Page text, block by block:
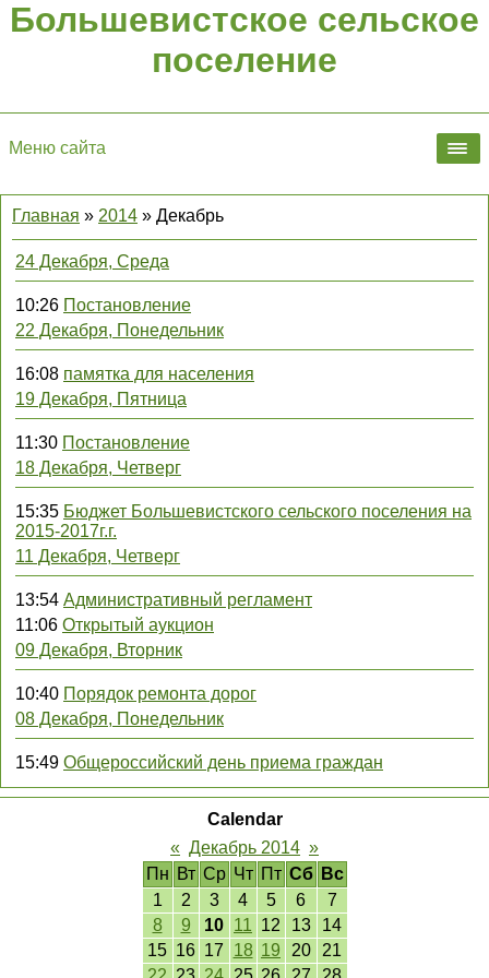
Большевистское сельское
поселение
Меню сайта
Главная » 2014 » Декабрь
24 Декабря, Среда
10:26 Постановление
22 Декабря, Понедельник
16:08 памятка для населения
19 Декабря, Пятница
11:30 Постановление
18 Декабря, Четверг
15:35 Бюджет Большевистского сельского поселения на
2015-2017г.г.
11 Декабря, Четверг
13:54 Административный регламент
11:06 Открытый аукцион
09 Декабря, Вторник
10:40 Порядок ремонта дорог
08 Декабря, Понедельник
15:49 Общероссийский день приема граждан
Calendar
« Декабрь 2014 »
Пн Вт Ср Чт Пт Сб
Вс
1
2 3 4 5 6
7
8
9 10 11 12 13
14
15 16 17 18 19 20
21